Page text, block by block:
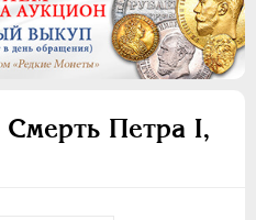
Смерть Петра I,